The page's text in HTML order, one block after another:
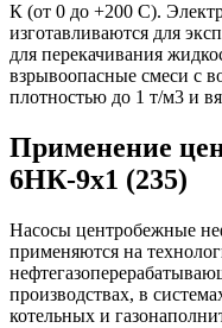
К (от 0 до +200 С).
изготавливаются для
для перекачивания
взрывоопасные смеси с
плотностью до 1 т/м3 и
Применение
6НК-9х1 (235)
Насосы центробежные
применяются на
производствах, в
котельных и